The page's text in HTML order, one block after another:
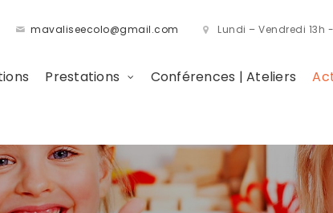
mavaliseecolo@gmail.com Lundi – Vendredi 13h
Prestations Conférences | Ateliers